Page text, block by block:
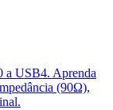
a USB4. Aprenda
(90Ω),